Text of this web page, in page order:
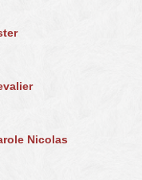
Nicolas